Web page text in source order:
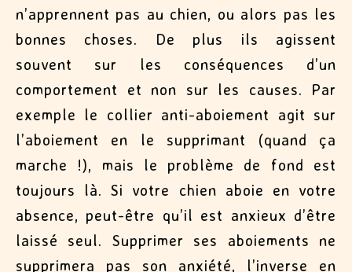
n’apprennent pas au chien, ou alors pas les
bonnes choses. De plus ils agissent
souvent sur les conséquences d’un
comportement et non sur les causes. Par
exemple le collier anti-aboiement agit sur
l’aboiement en le supprimant (quand ça
marche !), mais le problème de fond est
toujours là. Si votre chien aboie en votre
absence, peut-être qu’il est anxieux d’être
laissé seul. Supprimer ses aboiements ne
supprimera pas son anxiété, l’inverse en